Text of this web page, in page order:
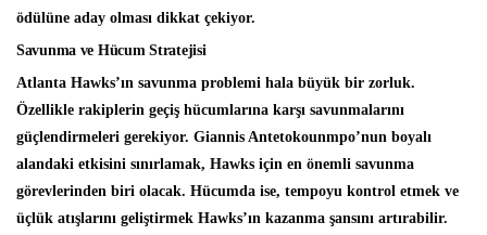
ödülüne aday olması dikkat çekiyor.
Savunma ve Hücum Stratejisi
Atlanta Hawks’ın savunma problemi hala büyük bir zorluk.
Özellikle rakiplerin geçiş hücumlarına karşı savunmalarını
güçlendirmeleri gerekiyor. Giannis Antetokounmpo’nun boyalı
alandaki etkisini sınırlamak, Hawks için en önemli savunma
görevlerinden biri olacak. Hücumda ise, tempoyu kontrol etmek ve
üçlük atışlarını geliştirmek Hawks’ın kazanma şansını artırabilir.